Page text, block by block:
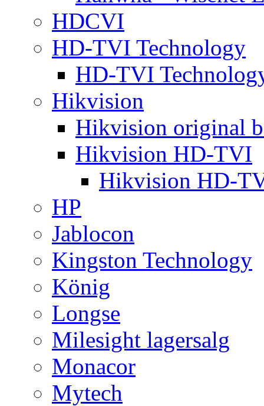
HDCVI
HD-TVI Technology
HD-TVI
Hikvision
Hikvision original
Hikvision HD-TVI
Hikvision HD-
HP
Jablocon
Kingston Technology
König
Longse
Milesight lagersalg
Monacor
Mytech